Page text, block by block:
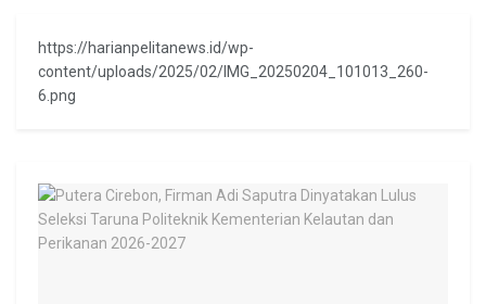
https://harianpelitanews.id/wp-
content/uploads/2025/02/IMG_20250204_101013_260-
6.png